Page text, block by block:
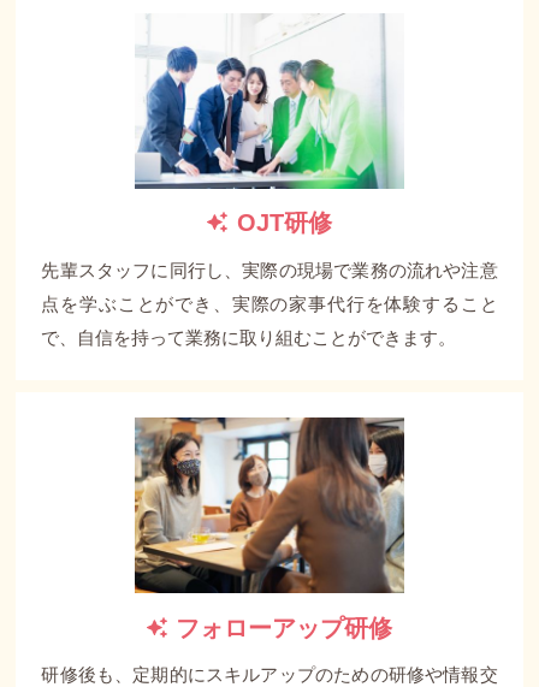
OJT研修
先輩スタッフに同行し、実際の現場で業務の流れや注意
点を学ぶことができ、実際の家事代行を体験すること
で、自信を持って業務に取り組むことができます。
フォローアップ研修
研修後も、定期的にスキルアップのための研修や情報交